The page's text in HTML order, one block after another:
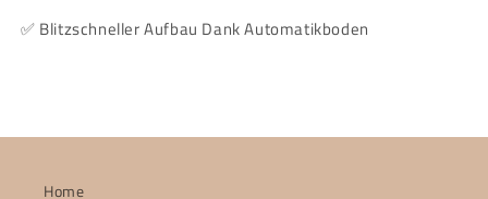
✅ Blitzschneller Aufbau Dank Automatikboden
Home